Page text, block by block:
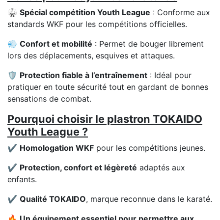
🥋 Spécial compétition Youth League : Conforme aux
standards WKF pour les compétitions officielles.
💨 Confort et mobilité : Permet de bouger librement
lors des déplacements, esquives et attaques.
🛡️ Protection fiable à l’entraînement : Idéal pour
pratiquer en toute sécurité tout en gardant de bonnes
sensations de combat.
Pourquoi choisir le plastron TOKAIDO
Youth League ?
✔️ Homologation WKF pour les compétitions jeunes.
✔️ Protection, confort et légèreté adaptés aux
enfants.
✔️ Qualité TOKAIDO, marque reconnue dans le karaté.